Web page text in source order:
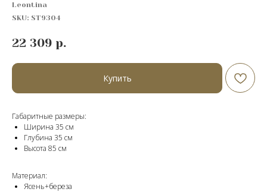
Leontina
SKU: ST9304
22 309 р.
Купить
Габаритные размеры:
Ширина 35 см
Глубина 35 см
Высота 85 cм
Материал:
Ясень+береза